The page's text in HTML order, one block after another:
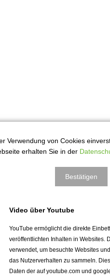
Verwendung von Cookies
erhalten Sie in der
Bestätigen
Video über Youtube
YouTube ermöglicht die direkte
veröffentlichten Inhalten in Websites.
verwendet, um besuchte Websites
das Nutzerverhalten zu sammeln.
Daten der auf youtube.com und